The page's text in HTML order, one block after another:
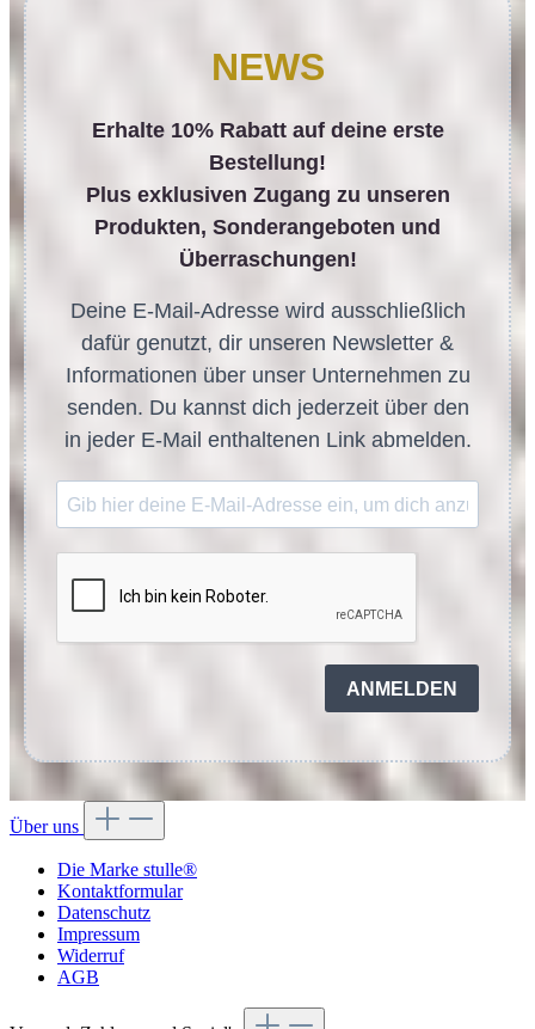
NEWS
Erhalte 10% Rabatt auf deine erste
Bestellung!
Plus exklusiven Zugang zu unseren
Produkten, Sonderangeboten und
Überraschungen!
Deine E-Mail-Adresse wird ausschließlich
dafür genutzt, dir unseren Newsletter &
Informationen über unser Unternehmen zu
senden. Du kannst dich jederzeit über den
in jeder E-Mail enthaltenen Link abmelden.
ANMELDEN
Über uns
Die Marke stulle®
Kontaktformular
Datenschutz
Impressum
Widerruf
AGB